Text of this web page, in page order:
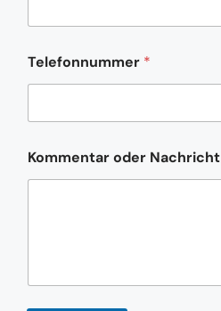
h
i
c
h
o
e
Telefonnummer *
Kommentar oder Nachricht